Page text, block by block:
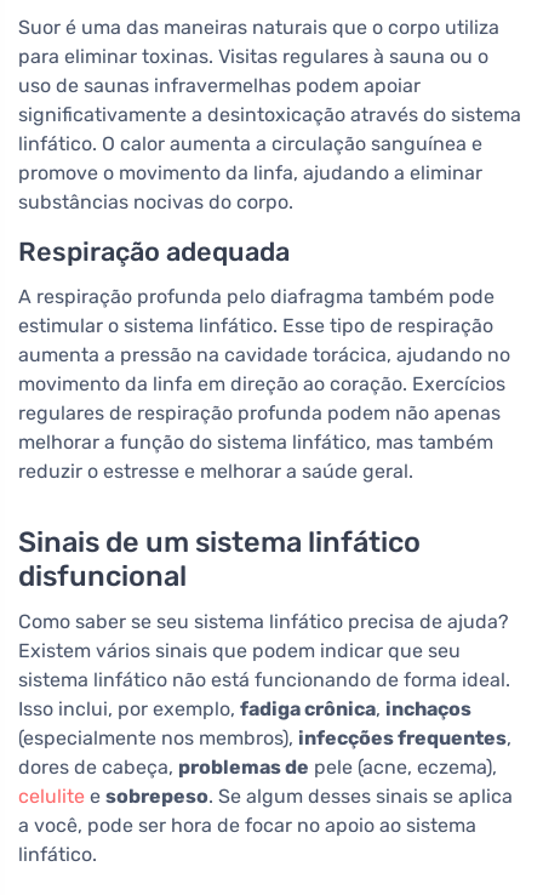
Suor é uma das maneiras naturais que o corpo utiliza
para eliminar toxinas. Visitas regulares à sauna ou o
uso de saunas infravermelhas podem apoiar
significativamente a desintoxicação através do sistema
linfático. O calor aumenta a circulação sanguínea e
promove o movimento da linfa, ajudando a eliminar
substâncias nocivas do corpo.
Respiração adequada
A respiração profunda pelo diafragma também pode
estimular o sistema linfático. Esse tipo de respiração
aumenta a pressão na cavidade torácica, ajudando no
movimento da linfa em direção ao coração. Exercícios
regulares de respiração profunda podem não apenas
melhorar a função do sistema linfático, mas também
reduzir o estresse e melhorar a saúde geral.
Sinais de um sistema linfático
disfuncional
Como saber se seu sistema linfático precisa de ajuda?
Existem vários sinais que podem indicar que seu
sistema linfático não está funcionando de forma ideal.
Isso inclui, por exemplo, fadiga crônica, inchaços
(especialmente nos membros), infecções frequentes,
dores de cabeça, problemas de pele (acne, eczema),
celulite e sobrepeso. Se algum desses sinais se aplica
a você, pode ser hora de focar no apoio ao sistema
linfático.